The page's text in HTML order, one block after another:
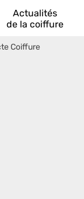
Actualités
de la coiffure
Coiffure